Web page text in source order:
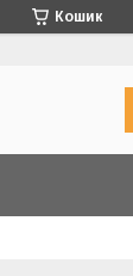
Кошик